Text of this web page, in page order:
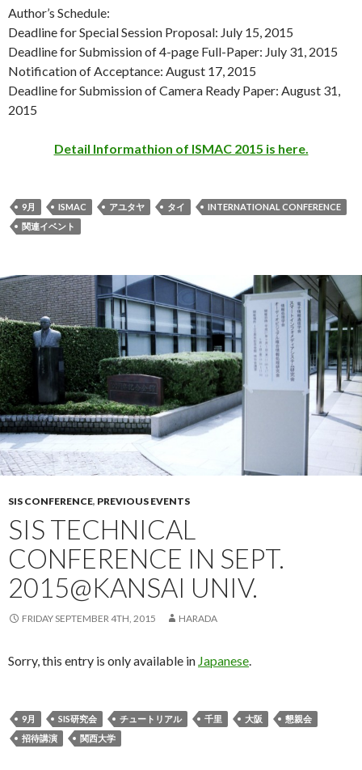
Author’s Schedule:
Deadline for Special Session Proposal: July 15, 2015
Deadline for Submission of 4-page Full-Paper: July 31, 2015
Notification of Acceptance: August 17, 2015
Deadline for Submission of Camera Ready Paper: August 31,
2015
Detail Informathion of ISMAC 2015 is here.
9月 ISMAC アユタヤ タイ
INTERNATIONAL CONFERENCE
関連イベント
SIS CONFERENCE, PREVIOUS EVENTS
SIS TECHNICAL
CONFERENCE IN SEPT.
2015@KANSAI UNIV.
FRIDAY SEPTEMBER 4TH, 2015 HARADA
Sorry, this entry is only available in Japanese.
9月 SIS研究会 チュートリアル 千里 大阪
懇親会
招待講演
関西大学